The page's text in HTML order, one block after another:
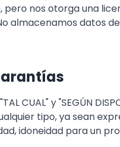
pero nos otorga una
almacenamos datos
CUAL" y "SEGÚN
tipo, ya sean
idoneidad para un